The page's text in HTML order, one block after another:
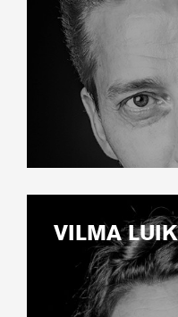
VILMA LUIK